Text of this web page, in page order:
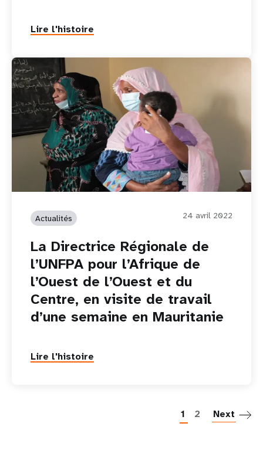
Lire l'histoire
Actualités 24 avril 2022
La Directrice Régionale de
l’UNFPA pour l’Afrique de
l’Ouest de l’Ouest et du
Centre, en visite de travail
d’une semaine en Mauritanie
Lire l'histoire
1 2 Next